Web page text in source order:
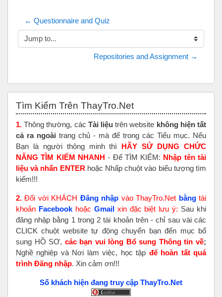
← Questionnaire and Quiz
Jump to...
Repositories and Assignment →
Tìm Kiếm Trên ThayTro.Net
1. Thông thường, các Tài liệu trên website không hiện tất
cả ra ngoài trang chủ - mà để trong các Tiểu mục. Nếu
Bạn là người thông minh thì HÃY SỬ DỤNG CHỨC
NĂNG TÌM KIẾM NHANH - Để TÌM KIẾM: Nhập tên tài
liệu và nhấn ENTER hoặc Nhấp chuột vào biểu tượng tìm
kiếm!!!
2. Đối với KHÁCH Đăng nhập vào ThayTro.Net bằngtài
khoản Facebook hoặc Gmailxin đặc biệt lưu ý: Sau khi
đăng nhập bằng 1 trong 2 tài khoản trên - chỉ sau vài các
CLICK chuột website tự động chuyển bạn đến mục bổ
sung HỒ SƠ, các bạn vui lòng Bổ sung Thông tin về;
Nghề nghiệp và Nơi làm việc, học tập để hoàn tấtquá
trình Đăng nhập. Xin cảm ơn!!!
Số khách hiện đang truy cập ThayTro.Net